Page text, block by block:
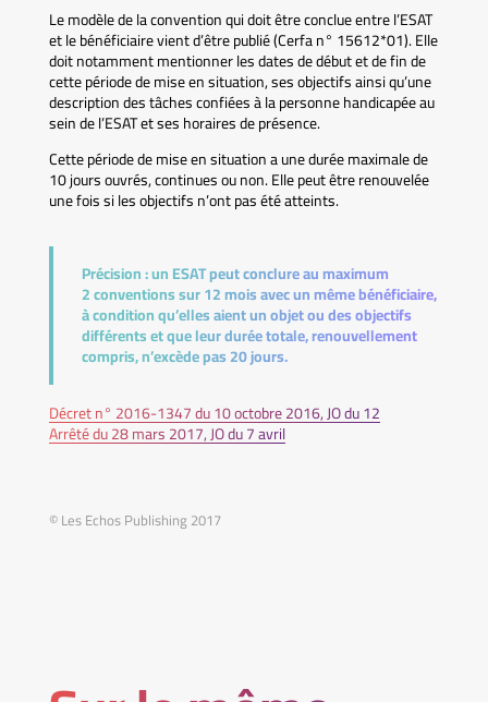
Le modèle de la convention qui doit être conclue entre l’ESAT
et le bénéficiaire vient d’être publié (Cerfa n° 15612*01). Elle
doit notamment mentionner les dates de début et de fin de
cette période de mise en situation, ses objectifs ainsi qu’une
description des tâches confiées à la personne handicapée au
sein de l’ESAT et ses horaires de présence.
Cette période de mise en situation a une durée maximale de
10 jours ouvrés, continues ou non. Elle peut être renouvelée
une fois si les objectifs n’ont pas été atteints.
Précision :un ESAT peut conclure au maximum
2 conventions sur 12 mois avec un même bénéficiaire,
à condition qu’elles aient un objet ou des objectifs
différents et que leur durée totale, renouvellement
compris, n’excède pas 20 jours.
Décret n° 2016-1347 du 10 octobre 2016, JO du 12
Arrêté du 28 mars 2017, JO du 7 avril
© Les Echos Publishing 2017